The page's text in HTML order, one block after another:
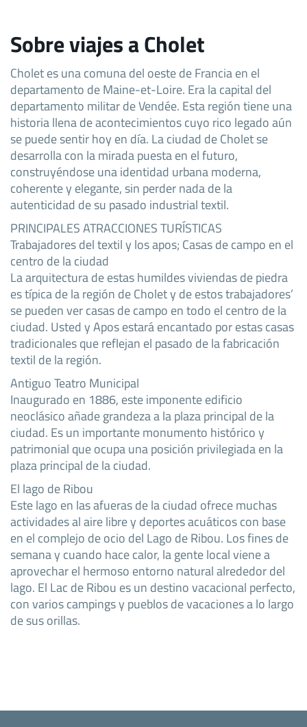
Sobre viajes a Cholet
Cholet es una comuna del oeste de Francia en el
departamento de Maine-et-Loire. Era la capital del
departamento militar de Vendée. Esta región tiene una
historia llena de acontecimientos cuyo rico legado aún
se puede sentir hoy en día. La ciudad de Cholet se
desarrolla con la mirada puesta en el futuro,
construyéndose una identidad urbana moderna,
coherente y elegante, sin perder nada de la
autenticidad de su pasado industrial textil.
PRINCIPALES ATRACCIONES TURÍSTICAS
Trabajadores del textil y los apos; Casas de campo en el
centro de la ciudad
La arquitectura de estas humildes viviendas de piedra
es típica de la región de Cholet y de estos trabajadores’
se pueden ver casas de campo en todo el centro de la
ciudad. Usted y Apos estará encantado por estas casas
tradicionales que reflejan el pasado de la fabricación
textil de la región.
Antiguo Teatro Municipal
Inaugurado en 1886, este imponente edificio
neoclásico añade grandeza a la plaza principal de la
ciudad. Es un importante monumento histórico y
patrimonial que ocupa una posición privilegiada en la
plaza principal de la ciudad.
El lago de Ribou
Este lago en las afueras de la ciudad ofrece muchas
actividades al aire libre y deportes acuáticos con base
en el complejo de ocio del Lago de Ribou. Los fines de
semana y cuando hace calor, la gente local viene a
aprovechar el hermoso entorno natural alrededor del
lago. El Lac de Ribou es un destino vacacional perfecto,
con varios campings y pueblos de vacaciones a lo largo
de sus orillas.